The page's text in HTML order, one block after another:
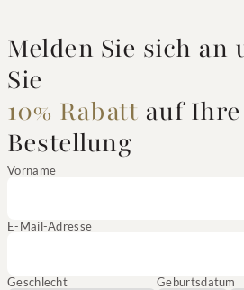
Melden Sie sich an
Sie
10% Rabatt auf
Bestellung
Vorname
E-Mail-Adresse
Geschlecht Geburtsdatum